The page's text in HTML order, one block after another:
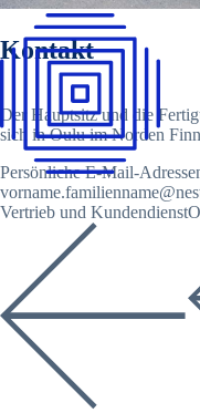
Kontakt
Der Hauptsitz und die
sich in Oulu im Norden
Persönliche E-Mail-
Vertrieb und Kundendienst